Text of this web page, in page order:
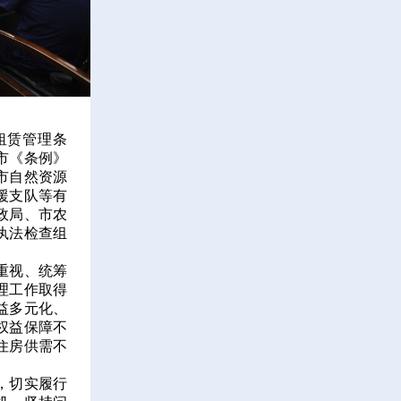
管理条
条例》
自然资源
支队等有
局、市农
法检查组
视、统筹
工作取得
元化、
益保障不
房供需不
切实履行